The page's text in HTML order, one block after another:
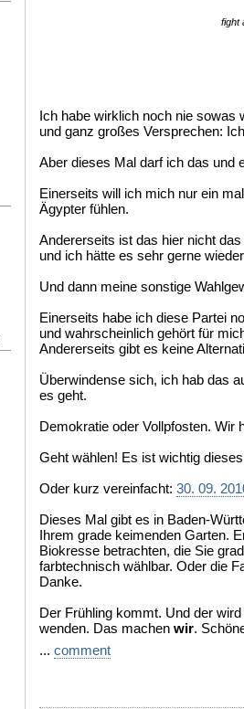
fight
Ich habe wirklich noch nie sowas
und ganz großes Versprechen:
Aber dieses Mal darf ich das und
Einerseits will ich mich nur ein
Ägypter fühlen.
Andererseits ist das hier nicht
und ich hätte es sehr gerne
Und dann meine sonstige
Einerseits habe ich diese Partei
und wahrscheinlich gehört für
Andererseits gibt es keine
Überwindense sich, ich hab das
es geht.
Demokratie oder Vollpfosten. Wir
Geht wählen! Es ist wichtig
Oder kurz vereinfacht: 30. 09.
Dieses Mal gibt es in Baden-
Ihrem grade keimenden Garten.
Biokresse betrachten, die Sie
farbtechnisch wählbar. Oder die
Danke.
Der Frühling kommt. Und der
wenden. Das machen wir.
... comment